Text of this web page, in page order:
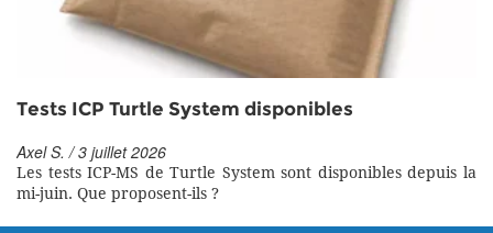
Tests ICP Turtle System disponibles
Axel S. / 3 juillet 2026
Les tests ICP-MS de Turtle System sont disponibles depuis la
mi-juin. Que proposent-ils ?